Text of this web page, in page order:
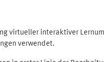
virtueller interaktiver
verwendet.